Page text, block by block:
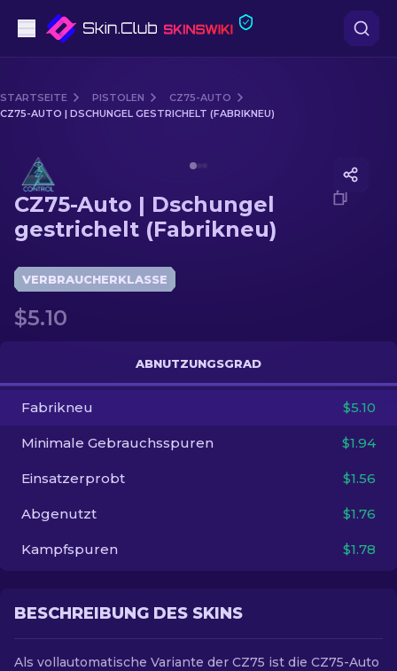
Mittelklasse
Scharfschützengewehr
Handschuh
Andere
DE
STARTSEITE PISTOLEN
CZ75-AUTO
CZ75-AUTO | DSCHUNGEL GESTRICHELT (FABRIKNEU)
CZ75-Auto | Dschungel
gestrichelt (Fabrikneu)
VERBRAUCHERKLASSE
$5.10
ABNUTZUNGSGRAD
Fabrikneu $5.10
Minimale Gebrauchsspuren $1.94
Einsatzerprobt $1.56
Abgenutzt $1.76
Kampfspuren $1.78
BESCHREIBUNG DES SKINS
Als vollautomatische Variante der CZ75 ist die CZ75-Auto